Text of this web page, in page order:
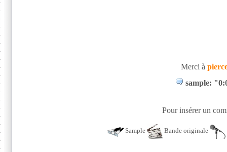
Merci à
sample:
Pour insérer un
Sample Bande originale